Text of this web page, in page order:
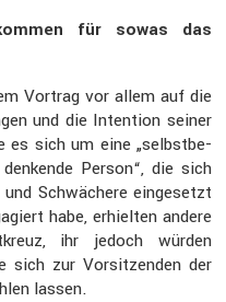
für sowas das
Vortrag vor allem auf die
und die Inten­tion seiner
es sich um eine „selbst­be­
Person“, die sich
Schwä­chere einge­setzt
habe, erhielten andere
ihr jedoch würden
sich zur Vorsit­zenden der
lassen.